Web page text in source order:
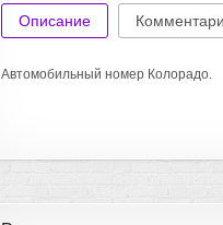
Описание
Автомобильный номер Колорадо.